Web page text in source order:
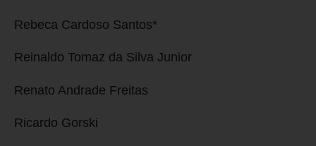
Rebeca Cardoso Santos*
Reinaldo Tomaz da Silva Junior
Renato Andrade Freitas
Ricardo Gorski